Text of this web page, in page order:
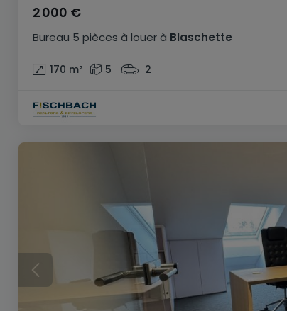
Bureau 5 pièces à louerà Blaschette
2 000 €
170 m² 5 2